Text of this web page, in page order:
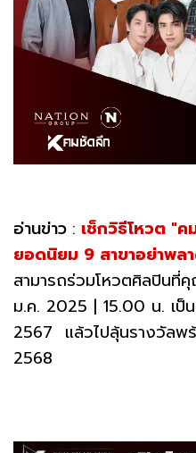
อ่านข่าว : เช็กวิธีโหวต "
ยอดนิยม 9 สาขาอย่าพล
สามารถร่วมโหวตศิลปิน
ม.ค. 2025 | 15.00 น. เ
2567 แล้วไปลุ้นรางวัลพ
2568